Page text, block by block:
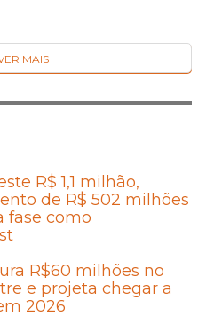
MAIS
R$ 1,1 milhão,
de R$ 502 milhões
fase como
R$60 milhões no
e projeta chegar a
2026